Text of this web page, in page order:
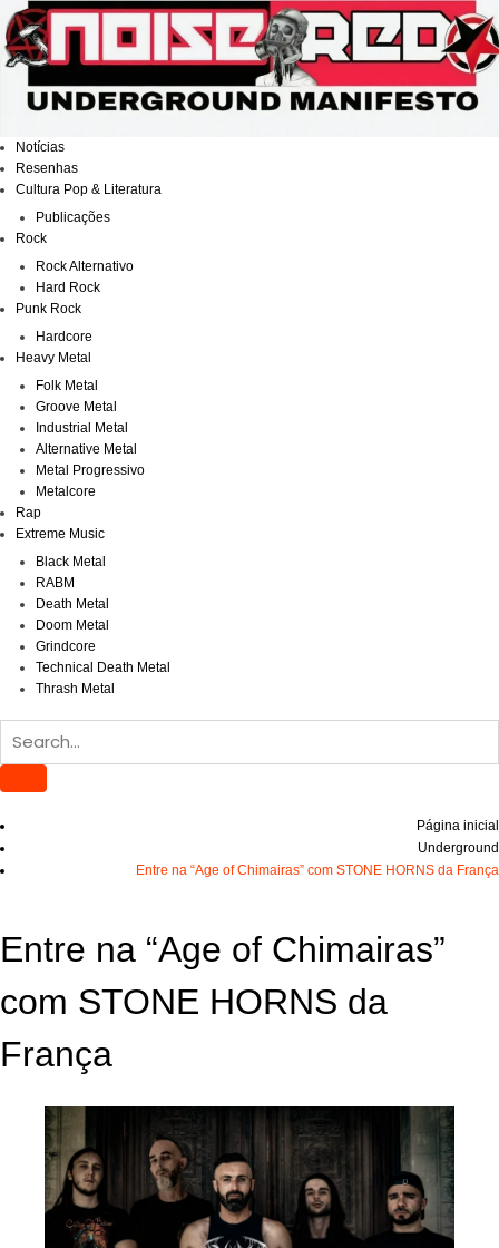
para
o
conteúdo
Notícias
Resenhas
Cultura Pop & Literatura
Publicações
Rock
Rock Alternativo
Hard Rock
Punk Rock
Hardcore
Heavy Metal
Folk Metal
Groove Metal
Industrial Metal
Alternative Metal
Metal Progressivo
Metalcore
Rap
Extreme Music
Black Metal
RABM
Death Metal
Doom Metal
Grindcore
Technical Death Metal
Thrash Metal
Página inicial
Underground
Entre na “Age of Chimairas” com STONE HORNS da França
Entre na “Age of Chimairas”
com STONE HORNS da
França